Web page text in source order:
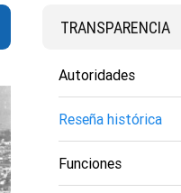
TRANSPARENCIA
Autoridades
Reseña histórica
Funciones